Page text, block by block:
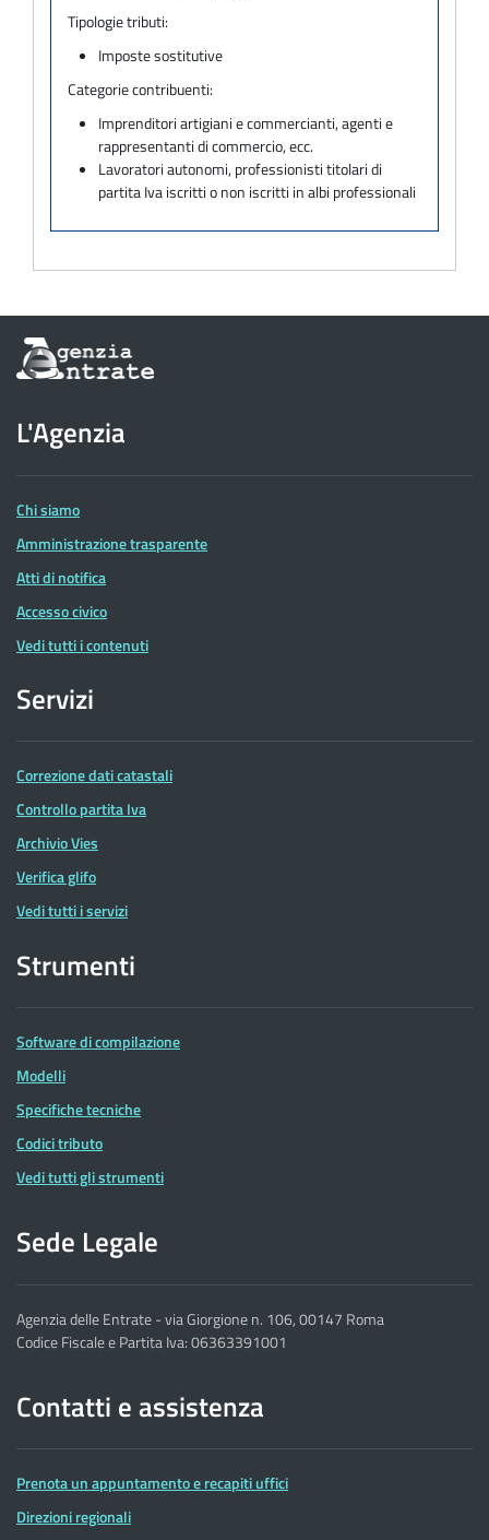
Tipologie tributi:
Imposte sostitutive
Categorie contribuenti:
Imprenditori artigiani e commercianti, agenti e
rappresentanti di commercio, ecc.
Lavoratori autonomi, professionisti titolari di
partita Iva iscritti o non iscritti in albi professionali
Informazioni
sul
dell'Agenzia
delle
Entrate
L'Agenzia
Chi siamo
Amministrazione trasparente
Atti di notifica
Accesso civico
Vedi tutti i contenuti
Servizi
Correzione dati catastali
Controllo partita Iva
Archivio Vies
Verifica glifo
Vedi tutti i servizi
Strumenti
Software di compilazione
Modelli
Specifiche tecniche
Codici tributo
Vedi tutti gli strumenti
Sede Legale
Agenzia delle Entrate - via Giorgione n. 106, 00147 Roma
Codice Fiscale e Partita Iva: 06363391001
Contatti e assistenza
Prenota un appuntamento e recapiti uffici
Direzioni regionali